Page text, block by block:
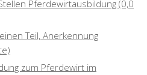
Pferdewirtausbildung (0,0
Teil, Anerkennung
zum Pferdewirt im